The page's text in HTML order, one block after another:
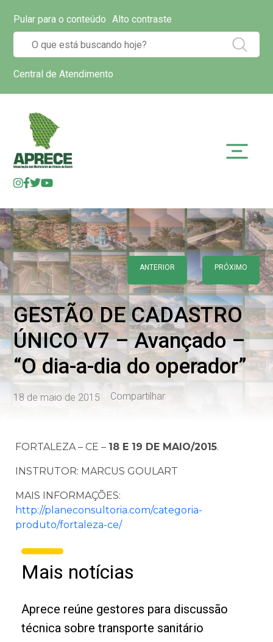
Pular para o conteúdo Alto contraste
Central de Atendimento
ANTERIOR PRÓXIMO
GESTÃO DE CADASTRO
ÚNICO V7 – Avançado –
“O dia-a-dia do operador”
18 de maio de 2015 Compartilhar
FORTALEZA – CE – 18 E 19 DE MAIO/2015.
INSTRUTOR: MARCUS GOULART
MAIS INFORMAÇÕES:
http://planeconsultoria.com/categoria-
produto/fortaleza-ce/
Mais notícias
Aprece reúne gestores para discussão
técnica sobre transporte sanitário